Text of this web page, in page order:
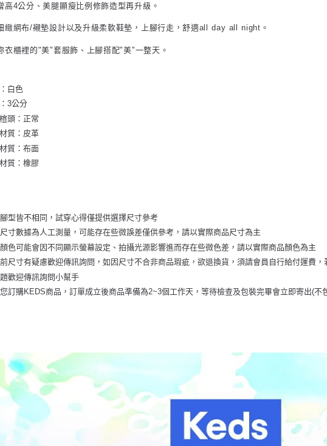
高4公分、美腿顯瘦比例修飾造型再升級。
緻網布/襯墊設計以及升級柔軟鞋墊，上腳行走，舒適all day all night。
衣櫃裡的"美"套服飾、上腳搭配"美"一整天。
白色
3公分
頭：正常
質：皮革
質：布面
質：橡膠
型皆不相同，試穿心得僅提供選擇尺寸參考
寸數據為人工測量，可能存在些微誤差僅供參考，請以實際商品尺寸為主
色可能會因不同顯示螢幕設定、拍攝光源影響進而存在些微色差，請以實際商品顏色為主
尺寸有疑慮歡迎傳訊詢問，如因尺寸不合非商品瑕疵，欲退換貨，須請會員自行給付運費
歡迎傳訊詢問小幫手
訂購KEDS商品，訂單成立後商品準備為2~3個工作天，等待檢查及包裝完畢會立即寄出(不